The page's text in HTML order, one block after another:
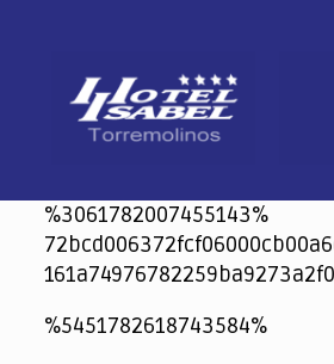
%3061782007455143%
jeetcity
1xbet
jeet city casino
%5451782618743584%